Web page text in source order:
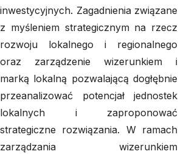
inwestycyjnych. Zagadnienia związane
z myśleniem strategicznym na rzecz
rozwoju lokalnego i regionalnego
oraz zarządzenie wizerunkiem i
marką lokalną pozwalającą dogłębnie
przeanalizować potencjał jednostek
lokalnych i zaproponować
strategiczne rozwiązania. W ramach
zarządzania wizerunkiem